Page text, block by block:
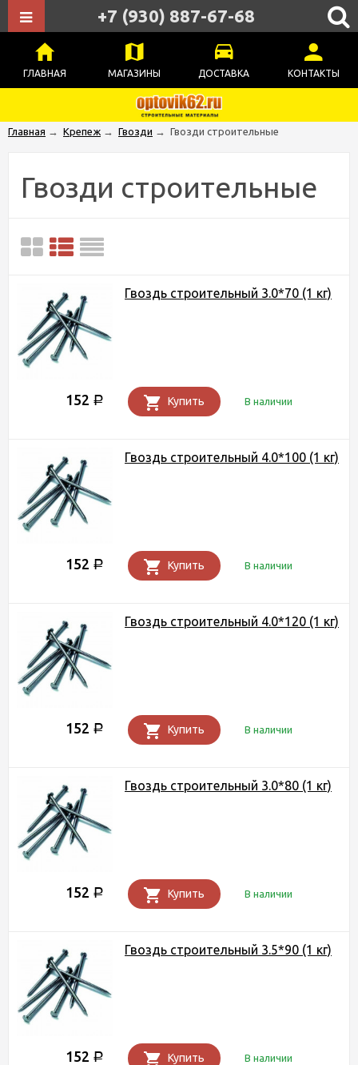
ГЛАВНАЯ МАГАЗИНЫ ДОСТАВКА КОНТАКТЫ
+7 (930) 887-67-68
Главная → Крепеж → Гвозди → Гвозди строительные
Гвозди строительные
Гвоздь строительный 3.0*70 (1 кг)
152 Р Купить В наличии
Гвоздь строительный 4.0*100 (1 кг)
152 Р Купить В наличии
Гвоздь строительный 4.0*120 (1 кг)
152 Р Купить В наличии
Гвоздь строительный 3.0*80 (1 кг)
152 Р Купить В наличии
Гвоздь строительный 3.5*90 (1 кг)
152 Р Купить В наличии